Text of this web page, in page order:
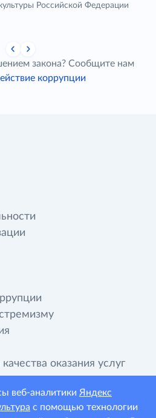
Российской Федерации
закона? Сообщите нам
коррупции
оказания услуг
веб-аналитики Яндекс
с помощью технологии